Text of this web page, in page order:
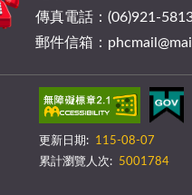
傳真電話：(06)921-
郵件信箱：
更新日期:
115-08-07
累計瀏覽人次:
5001784